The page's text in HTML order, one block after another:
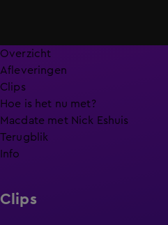
Overzicht
Afleveringen
Clips
Hoe is het nu met?
Macdate met Nick Eshuis
Terugblik
Info
Clips